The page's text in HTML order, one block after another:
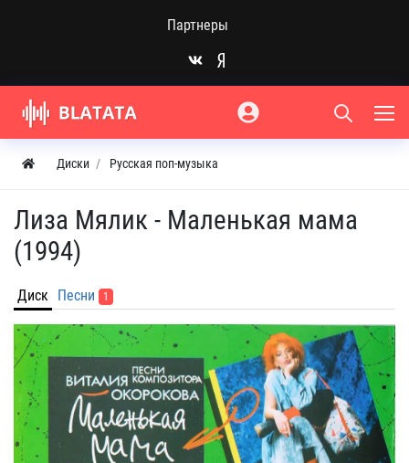
Партнеры
Диски Русская поп-музыка
Лиза Мялик - Маленькая мама
(1994)
Диск Песни 1